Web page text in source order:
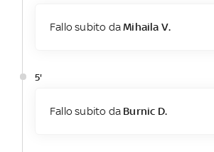
Fallo subito daMihaila V.
5'
Fallo subito da Burnic D.